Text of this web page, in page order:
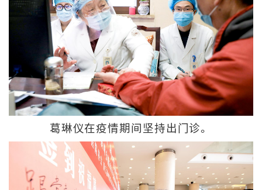
葛琳仪在疫情期间坚持出门诊。